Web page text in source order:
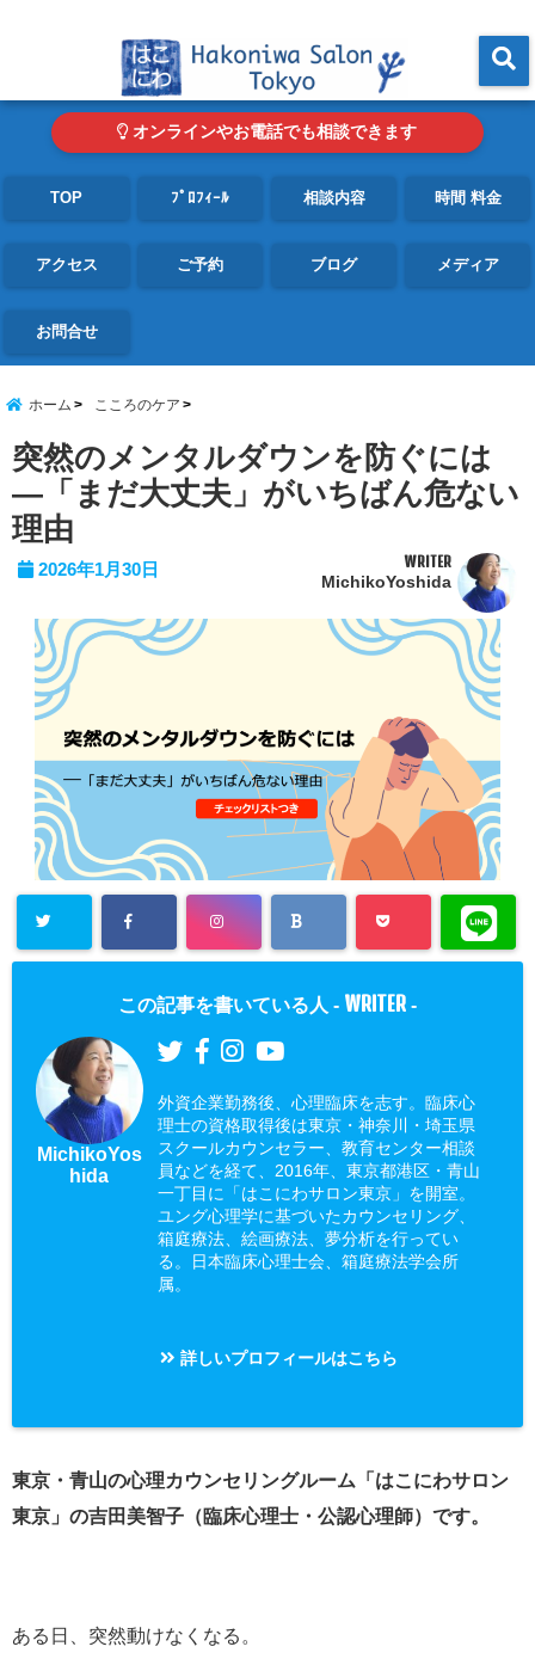
オンラインやお電話でも相談できます
TOP ﾌﾟﾛﾌｨｰﾙ 相談内容 時間 料金
アクセス ご予約 ブログ メディア
お問合せ
ホーム こころのケア
突然のメンタルダウンを防ぐには
―「まだ大丈夫」がいちばん危ない
理由
2026年1月30日 WRITER
MichikoYoshida
この記事を書いている人 - WRITER -
MichikoYos
hida
外資企業勤務後、心理臨床を志す。臨床心
理士の資格取得後は東京・神奈川・埼玉県
スクールカウンセラー、教育センター相談
員などを経て、2016年、東京都港区・青山
一丁目に「はこにわサロン東京」を開室。
ユング心理学に基づいたカウンセリング、
箱庭療法、絵画療法、夢分析を行ってい
る。日本臨床心理士会、箱庭療法学会所
属。
詳しいプロフィールはこちら
東京・青山の心理カウンセリングルーム「はこにわサロン
東京」の吉田美智子（臨床心理士・公認心理師）です。
ある日、突然動けなくなる。